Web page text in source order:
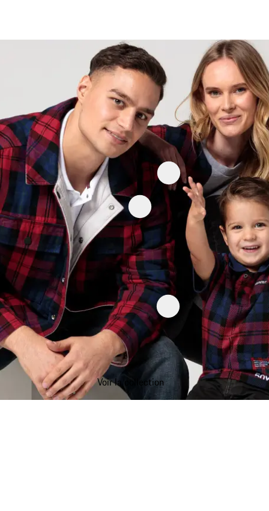
Voir la collection